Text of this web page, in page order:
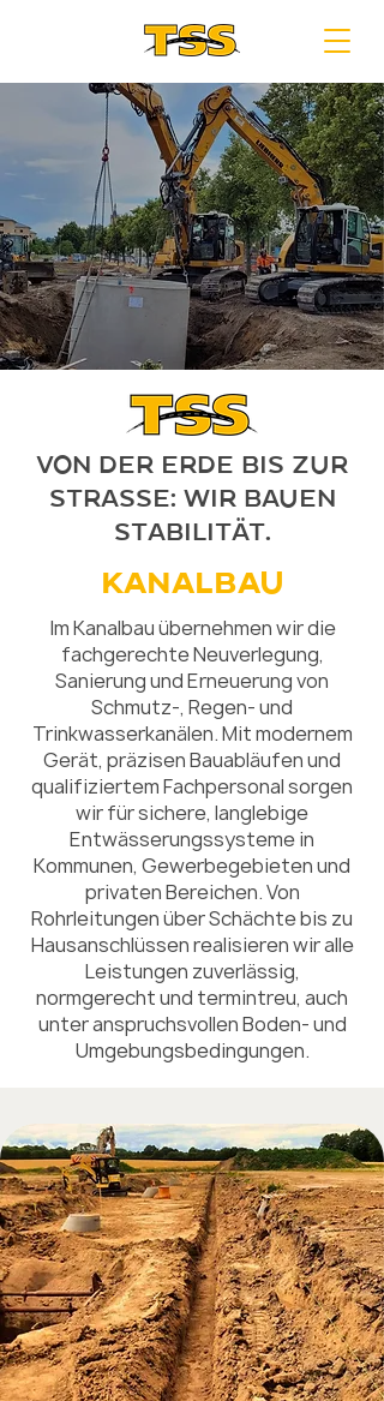
Von der Erde bis zur
Strasse: Wir bauen
Stabilität.
KANALBAU
Im Kanalbau übernehmen wir die
fachgerechte Neuverlegung,
Sanierung und Erneuerung von
Schmutz-, Regen- und
Trinkwasserkanälen. Mit modernem
Gerät, präzisen Bauabläufen und
qualifiziertem Fachpersonal sorgen
wir für sichere, langlebige
Entwässerungssysteme in
Kommunen, Gewerbegebieten und
privaten Bereichen. Von
Rohrleitungen über Schächte bis zu
Hausanschlüssen realisieren wir alle
Leistungen zuverlässig,
normgerecht und termintreu, auch
unter anspruchsvollen Boden- und
Umgebungsbedingungen.